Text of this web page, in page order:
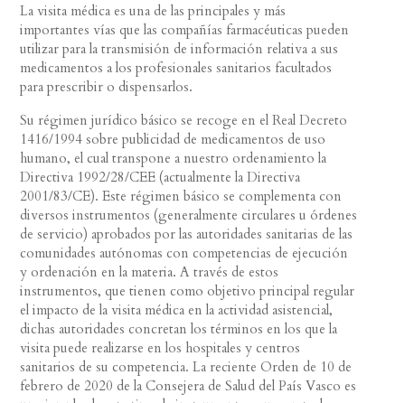
La visita médica es una de las principales y más
importantes vías que las compañías farmacéuticas pueden
utilizar para la transmisión de información relativa a sus
medicamentos a los profesionales sanitarios facultados
para prescribir o dispensarlos.
Su régimen jurídico básico se recoge en el Real Decreto
1416/1994 sobre publicidad de medicamentos de uso
humano, el cual transpone a nuestro ordenamiento la
Directiva 1992/28/CEE (actualmente la Directiva
2001/83/CE). Este régimen básico se complementa con
diversos instrumentos (generalmente circulares u órdenes
de servicio) aprobados por las autoridades sanitarias de las
comunidades autónomas con competencias de ejecución
y ordenación en la materia. A través de estos
instrumentos, que tienen como objetivo principal regular
el impacto de la visita médica en la actividad asistencial,
dichas autoridades concretan los términos en los que la
visita puede realizarse en los hospitales y centros
sanitarios de su competencia. La reciente Orden de 10 de
febrero de 2020 de la Consejera de Salud del País Vasco es